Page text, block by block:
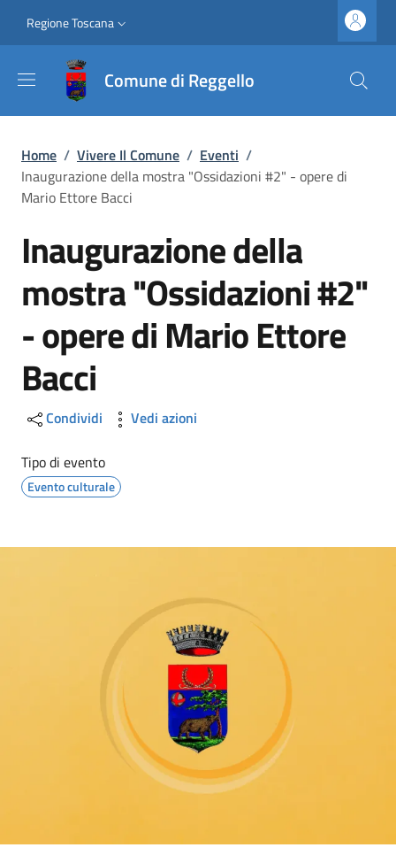
Slim top
Regione Toscana
Comune di Reggello
Briciole di pane
Home / Vivere Il Comune / Eventi /
Inaugurazione della mostra "Ossidazioni #2" - opere di
Mario Ettore Bacci
Inaugurazione della
mostra "Ossidazioni #2"
- opere di Mario Ettore
Bacci
Condividi Vedi azioni
Tipo di evento
Evento culturale